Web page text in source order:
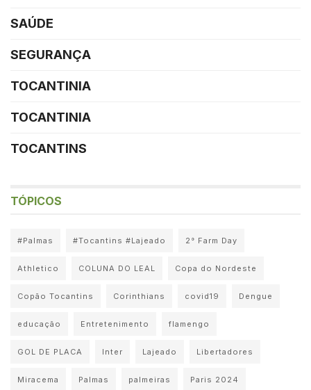
SAÚDE
SEGURANÇA
TOCANTINIA
TOCANTINIA
TOCANTINS
TÓPICOS
#Palmas #Tocantins #Lajeado 2° Farm Day
Athletico COLUNA DO LEAL Copa do Nordeste
Copão Tocantins Corinthians covid19 Dengue
educação Entretenimento flamengo
GOL DE PLACA Inter Lajeado Libertadores
Miracema Palmas palmeiras Paris 2024